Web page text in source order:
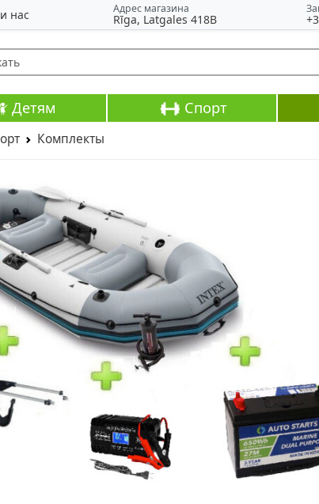
нас Адрес магазина
Rīga, Latgales 418B
Детям Спорт
Комплекты